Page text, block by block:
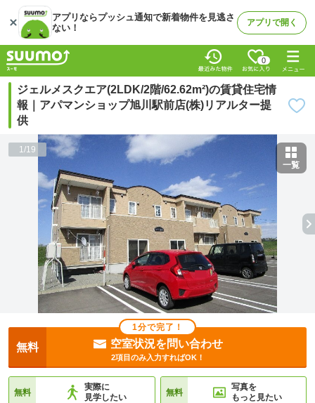
アプリならプッシュ通知で新着物件を見逃さ
ない！
アプリで開く
0
ジェルメスクエア(2LDK/2階/62.62m²)の賃貸住宅情
報｜アパマンショップ旭川駅前店(株)リアルター提
供
1/19
一覧
1分で完了！
無料 空室状況を問い合わせ
2項目のみ入力すればOK！
無料
実際に
見学したい
無料
写真を
もっと見たい